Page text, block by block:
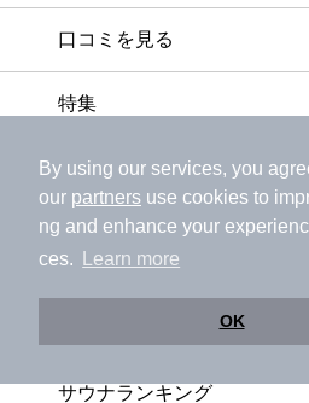
By using our services, you
our partners use cookies to
ng and enhance your
ces.
Learn more
OK
口コミを見る
特集
ニフティ温泉からのお知らせ
温浴施設ランキング
年間温泉ランキング
月間温泉ランキング
サウナランキング